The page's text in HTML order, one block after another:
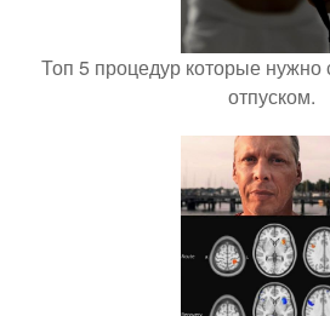
Топ 5 процедур которые нужно
отпуском.